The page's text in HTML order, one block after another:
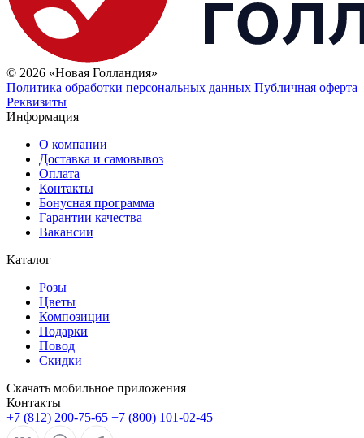
© 2026 «Новая Голландия»
Политика обработки персональных данных Публичная оферта
Реквизиты
Информация
О компании
Доставка и самовывоз
Оплата
Контакты
Бонусная программа
Гарантии качества
Вакансии
Каталог
Розы
Цветы
Композиции
Подарки
Повод
Скидки
Скачать мобильное приложения
Контакты
+7 (812) 200-75-65 +7 (800) 101-02-45